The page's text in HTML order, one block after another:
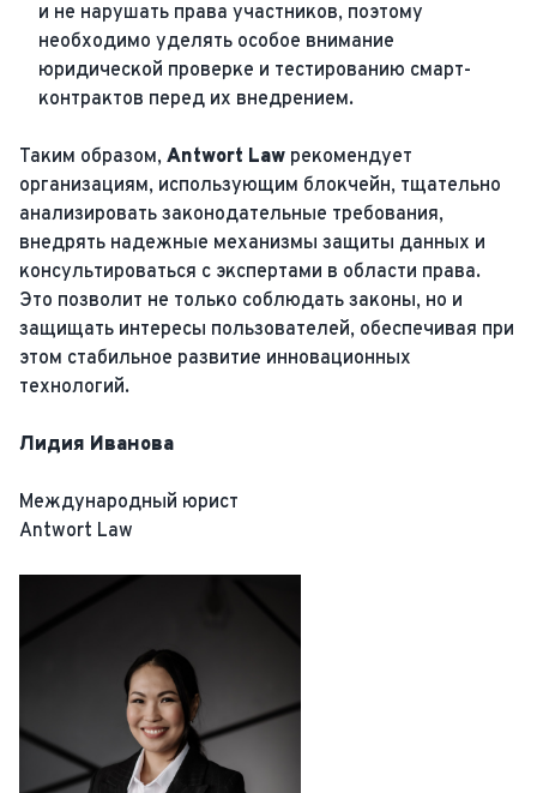
и не нарушать права участников, поэтому
необходимо уделять особое внимание
юридической проверке и тестированию смарт-
контрактов перед их внедрением.
Таким образом, Antwort Law рекомендует
организациям, использующим блокчейн, тщательно
анализировать законодательные требования,
внедрять надежные механизмы защиты данных и
консультироваться с экспертами в области права.
Это позволит не только соблюдать законы, но и
защищать интересы пользователей, обеспечивая при
этом стабильное развитие инновационных
технологий.
Лидия Иванова
Международный юрист
Antwort Law